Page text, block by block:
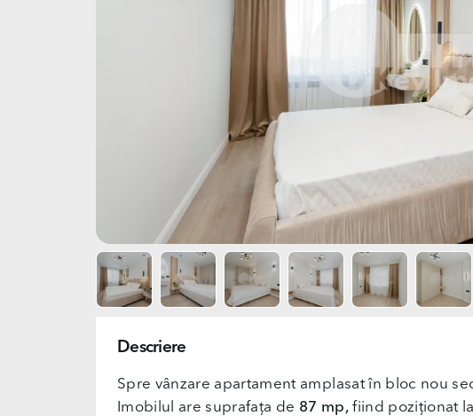
Descriere
Spre vânzare apartament amplasat în bloc nou
Imobilul are suprafața de 87 mp,fiind poziționat la